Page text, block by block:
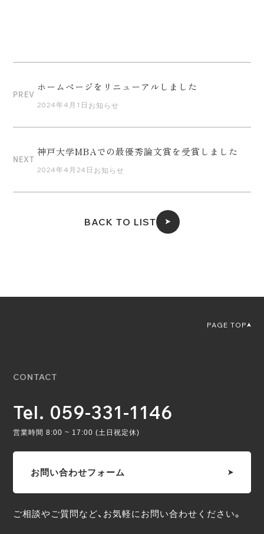
PREV
ホームページをリニューアルしました
2024年4月1日 お知らせ
NEXT
神戸大学MBAでの最優秀論文賞を受賞しました
2024年4月24日 お知らせ
BACK TO LIST
PAGE TOP
CONTACT
Tel. 059-331-1146
営業時間 8:00 ~ 17:00 (土日祝定休)
お問い合わせフォーム
ご相談やご質問など、お気軽にお問い合わせください。